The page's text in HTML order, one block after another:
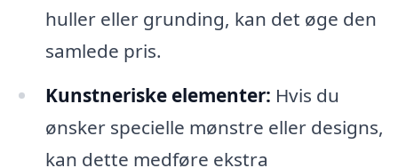
huller eller grunding, kan det øge den
samlede pris.
Kunstneriske elementer: Hvis du
ønsker specielle mønstre eller designs,
kan dette medføre ekstra